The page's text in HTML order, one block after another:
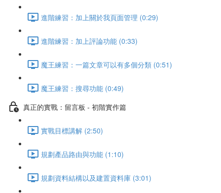
進階練習：加上關於我頁面管理 (0:29)
進階練習：加上評論功能 (0:33)
魔王練習：一篇文章可以有多個分類 (0:51)
魔王練習：搜尋功能 (0:49)
真正的實戰：留言板 - 初階實作篇
實戰目標講解 (2:50)
規劃產品路由與功能 (1:10)
規劃資料結構以及建置資料庫 (3:01)